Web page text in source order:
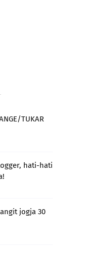
TUKAR
hati-hati
jogja 30